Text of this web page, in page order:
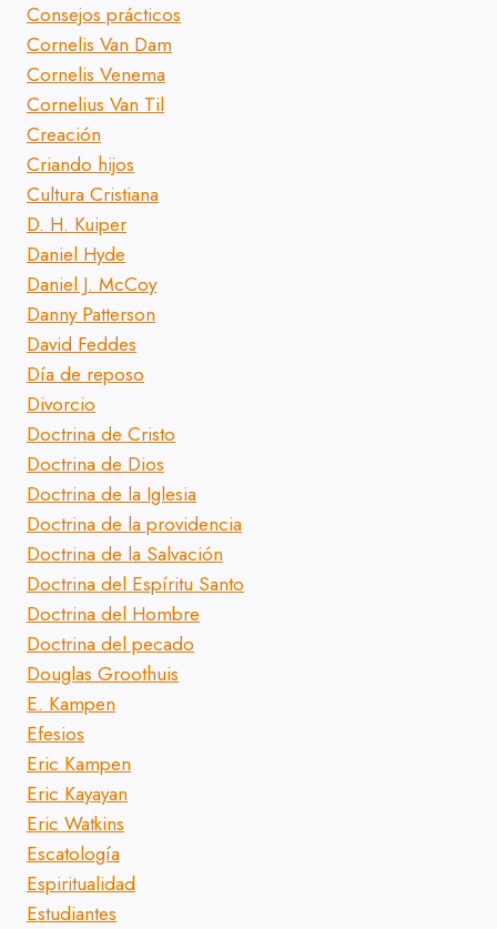
Consejos prácticos
Cornelis Van Dam
Cornelis Venema
Cornelius Van Til
Creación
Criando hijos
Cultura Cristiana
D. H. Kuiper
Daniel Hyde
Daniel J. McCoy
Danny Patterson
David Feddes
Día de reposo
Divorcio
Doctrina de Cristo
Doctrina de Dios
Doctrina de la Iglesia
Doctrina de la providencia
Doctrina de la Salvación
Doctrina del Espíritu Santo
Doctrina del Hombre
Doctrina del pecado
Douglas Groothuis
E. Kampen
Efesios
Eric Kampen
Eric Kayayan
Eric Watkins
Escatología
Espiritualidad
Estudiantes